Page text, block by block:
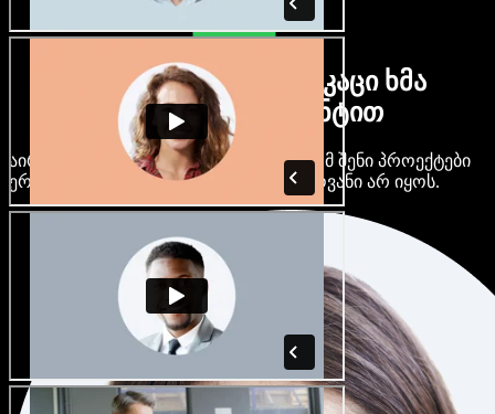
ბევრი ქალი და მამაკაცი ხმა
ნებისმიერი აქცენტით
აირჩიე ასობით AI ხმა და აქცენტი, რომ შენი პროექტები
ერთმანეთს არ ჰგავდეს და ერთფეროვანი არ იყოს.